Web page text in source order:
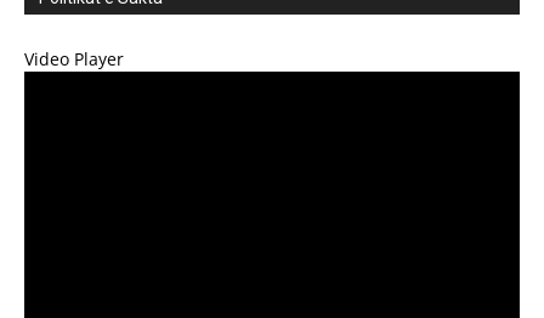
Video Player